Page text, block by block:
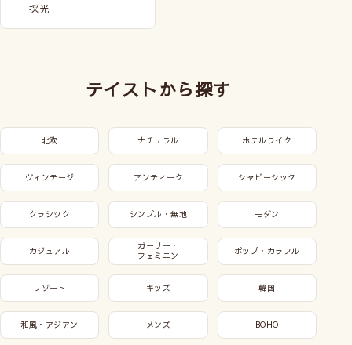
採光
テイストから探す
北欧 ナチュラル ホテルライク
ヴィンテージ アンティーク シャビーシック
クラシック シンプル・無地 モダン
カジュアル
ガーリー・
フェミニン
ポップ・カラフル
リゾート キッズ 韓国
和風・アジアン メンズ BOHO